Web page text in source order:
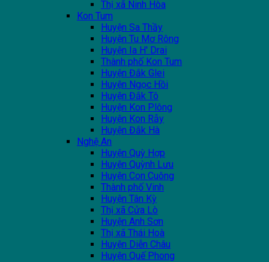
Thị xã Ninh Hòa
Kon Tum
Huyện Sa Thầy
Huyện Tu Mơ Rông
Huyện Ia H' Drai
Thành phố Kon Tum
Huyện Đắk Glei
Huyện Ngọc Hồi
Huyện Đắk Tô
Huyện Kon Plông
Huyện Kon Rẫy
Huyện Đắk Hà
Nghệ An
Huyện Quỳ Hợp
Huyện Quỳnh Lưu
Huyện Con Cuông
Thành phố Vinh
Huyện Tân Kỳ
Thị xã Cửa Lò
Huyện Anh Sơn
Thị xã Thái Hoà
Huyện Diễn Châu
Huyện Quế Phong